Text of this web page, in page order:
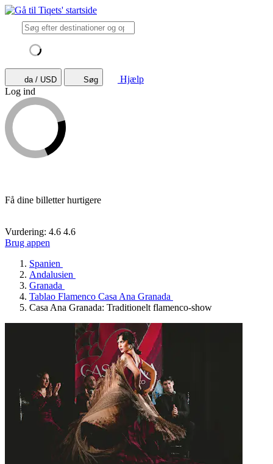
da / USD Søg
Hjælp
Log ind
Få dine billetter hurtigere
Vurdering: 4.6 4.6
Brug appen
Spanien
Andalusien
Granada
Tablao Flamenco Casa Ana Granada
Casa Ana Granada: Traditionelt flamenco-show